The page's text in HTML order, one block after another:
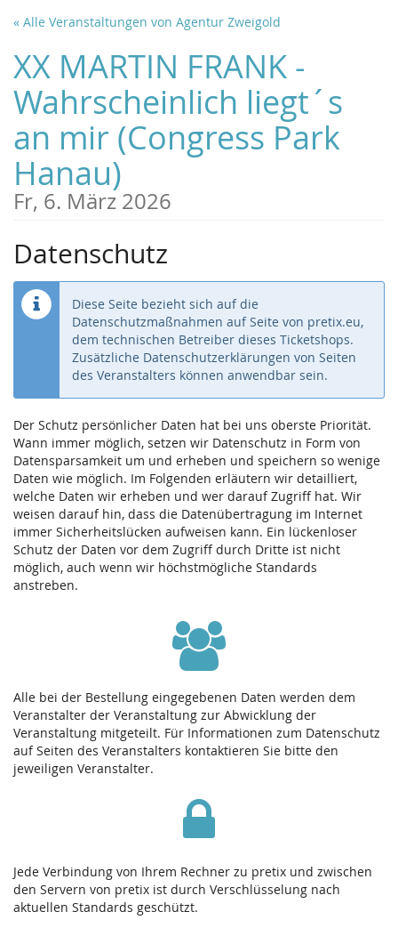
Zum
Inhalt
springen
« Alle Veranstaltungen von Agentur Zweigold
XX MARTIN FRANK -
Wahrscheinlich liegt´s
an mir (Congress Park
Hanau)
Fr, 6. März 2026
Datenschutz
Diese Seite bezieht sich auf die
Datenschutzmaßnahmen auf Seite von pretix.eu,
dem technischen Betreiber dieses Ticketshops.
Zusätzliche Datenschutzerklärungen von Seiten
des Veranstalters können anwendbar sein.
Der Schutz persönlicher Daten hat bei uns oberste Priorität.
Wann immer möglich, setzen wir Datenschutz in Form von
Datensparsamkeit um und erheben und speichern so wenige
Daten wie möglich. Im Folgenden erläutern wir detailliert,
welche Daten wir erheben und wer darauf Zugriff hat. Wir
weisen darauf hin, dass die Datenübertragung im Internet
immer Sicherheitslücken aufweisen kann. Ein lückenloser
Schutz der Daten vor dem Zugriff durch Dritte ist nicht
möglich, auch wenn wir höchstmögliche Standards
anstreben.
Alle bei der Bestellung eingegebenen Daten werden dem
Veranstalter der Veranstaltung zur Abwicklung der
Veranstaltung mitgeteilt. Für Informationen zum Datenschutz
auf Seiten des Veranstalters kontaktieren Sie bitte den
jeweiligen Veranstalter.
Jede Verbindung von Ihrem Rechner zu pretix und zwischen
den Servern von pretix ist durch Verschlüsselung nach
aktuellen Standards geschützt.